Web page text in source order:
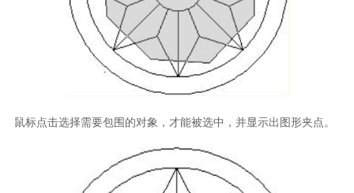
鼠标点击选择需要包围的对象，才能被选中，并显示出图形夹点。